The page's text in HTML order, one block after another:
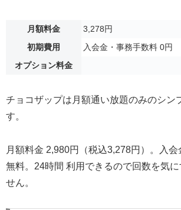
月額料金
3,278円
初期費用
入会金・事務手数料 0円
オプション料金
チョコザップは月額通い放題のみのシン
す。
月額料金 2,980円（税込3,278円）。入
無料。24時間 利用できるので回数を気に
せん。